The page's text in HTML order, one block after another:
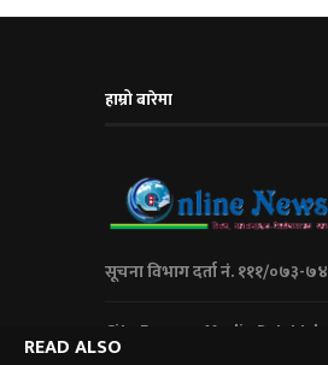
हाम्रो बारेमा
सूचना विभाग दर्ता नं. १११/०७३-७४
City Express Media Pvt. Ltd
READ ALSO